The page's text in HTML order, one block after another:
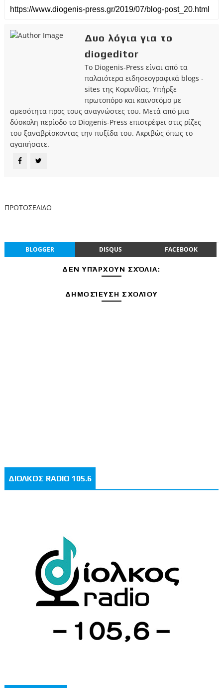
Δυο λόγια για το
diogeditor
Το Diogenis-Press είναι από τα
παλαιότερα ειδησεογραφικά blogs -
sites της Κορινθίας. Υπήρξε
πρωτοπόρο και καινοτόμο με
αμεσότητα προς τους αναγνώστες του. Μετά από μια
δύσκολη περίοδο το Diogenis-Press επιστρέφει στις ρίζες
του ξαναβρίσκοντας την πυξίδα του. Ακριβώς όπως το
αγαπήσατε.
ΠΡΩΤΟΣΕΛΙΔΟ
BLOGGER DISQUS FACEBOOK
ΔΕΝ ΥΠΆΡΧΟΥΝ ΣΧΌΛΙΑ:
ΔΗΜΟΣΊΕΥΣΗ ΣΧΟΛΊΟΥ
ΔΙΟΛΚΟΣ RADIO 105.6